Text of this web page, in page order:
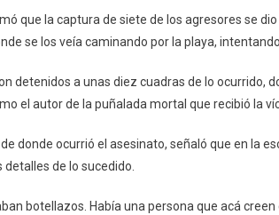
que la captura de siete de los agresores se
se los veía caminando por la playa,
detenidos a unas diez cuadras de lo ocurrido,
el autor de la puñalada mortal que recibió la
donde ocurrió el asesinato, señaló que en la
de lo sucedido.
botellazos. Había una persona que acá